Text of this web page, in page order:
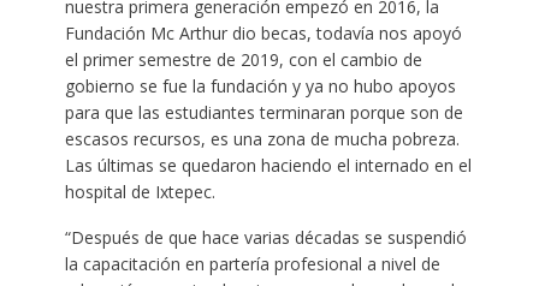
nuestra primera generación empezó en 2016, la
Fundación Mc Arthur dio becas, todavía nos apoyó
el primer semestre de 2019, con el cambio de
gobierno se fue la fundación y ya no hubo apoyos
para que las estudiantes terminaran porque son de
escasos recursos, es una zona de mucha pobreza.
Las últimas se quedaron haciendo el internado en el
hospital de Ixtepec.
“Después de que hace varias décadas se suspendió
la capacitación en partería profesional a nivel de